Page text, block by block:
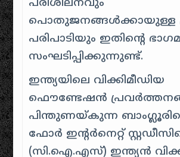
പരിശീലനവും
പൊതുജനങ്ങള്‍ക്കായുള്ള
പരിപാടിയും ഇതിന്റെ
സംഘടിപ്പിക്കുന്നുണ്ട്.
ഇന്ത്യയിലെ വിക്കിമീഡിയ
ഫൌണ്ടേഷന്‍
പിന്തുണയ്കുന്ന
ഫോര്‍ ഇന്റര്‍നെറ്റ്
(സി.ഐ.എസ്) ഇന്ത്യൻ